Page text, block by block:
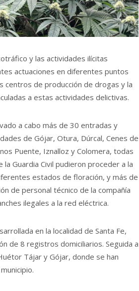
y las actividades ilícitas
actuaciones en diferentes puntos
centros de producción de drogas y la
a estas actividades delictivas.
a cabo más de 30 entradas y
de Gójar, Otura, Dúrcal, Cenes de
Puente, Iznalloz y Colomera, todas
Guardia Civil pudieron proceder a la
estados de floración, y más de
de personal técnico de la compañía
ilegales a la red eléctrica.
en la localidad de Santa Fe,
de 8 registros domiciliarios. Seguida a
Tájar y Gójar, donde se han